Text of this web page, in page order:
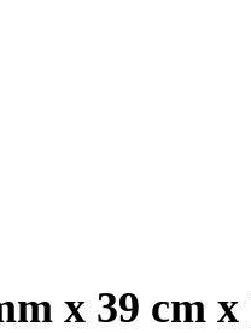
x 39 cm x